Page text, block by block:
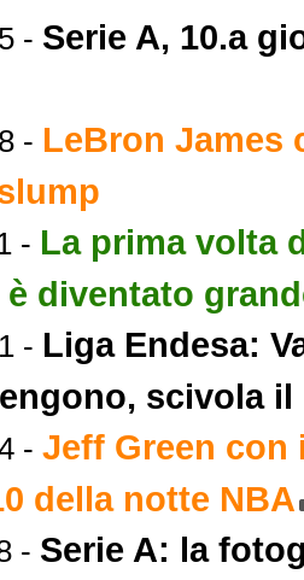
- Serie A, 10.a
- LeBron James
- La prima volta
diventato
- Liga Endesa:
scivola
- Jeff Green con
della notte NBA
- Serie A: la